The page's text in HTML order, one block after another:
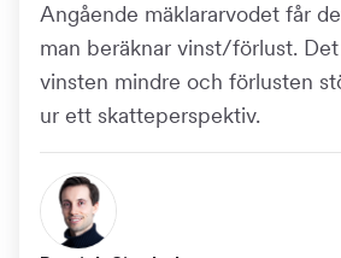
Angående mäklararvodet får
man beräknar vinst/förlust.
vinsten mindre och förlusten
ur ett skatteperspektiv.